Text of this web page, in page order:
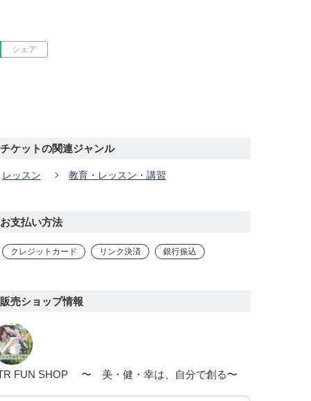
シェア
チケットの関連ジャンル
レッスン 教育・レッスン・講習
お支払い方法
クレジットカード リンク決済 銀行振込
販売ショップ情報
FUN SHOP 〜 美・健・幸は、自分で創る〜